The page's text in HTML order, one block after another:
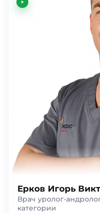
Ерков Игорь
Врач уролог-
категории